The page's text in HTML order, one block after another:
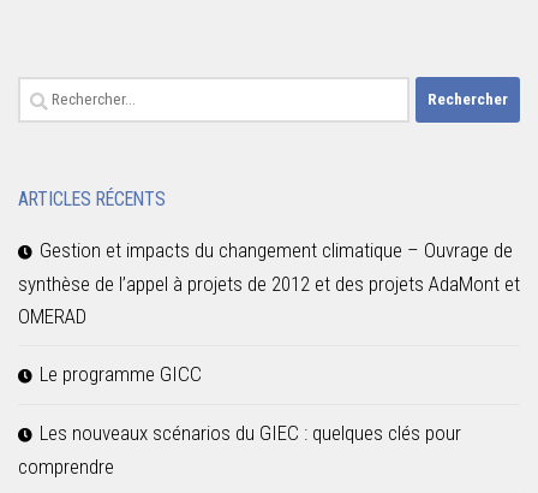
Rechercher :
ARTICLES RÉCENTS
Gestion et impacts du changement climatique – Ouvrage de
synthèse de l’appel à projets de 2012 et des projets AdaMont et
OMERAD
Le programme GICC
Les nouveaux scénarios du GIEC : quelques clés pour
comprendre